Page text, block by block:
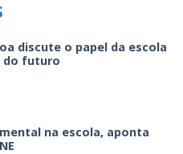
discute o papel da escola
do futuro
na escola, aponta